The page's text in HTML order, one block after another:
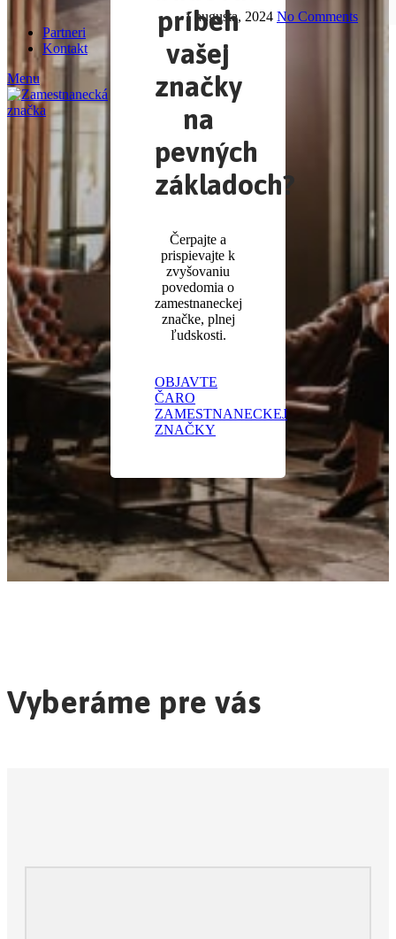
1 augusta, 2024 No Comments
Partneri
Kontakt
Menu
príbeh
vašej
značky
na
pevných
základoch?
Čerpajte a
prispievajte k
zvyšovaniu
povedomia o
zamestnaneckej
značke, plnej
ľudskosti.
OBJAVTE
ČARO
ZAMESTNANECKEJ
ZNAČKY
Vyberáme pre vás